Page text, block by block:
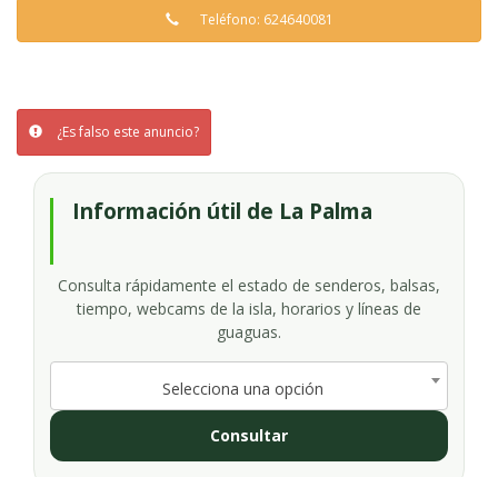
Teléfono: 624640081
¿Es falso este anuncio?
Información útil de La Palma
Consulta rápidamente el estado de senderos, balsas,
tiempo, webcams de la isla, horarios y líneas de
guaguas.
Selecciona una opción
Consultar